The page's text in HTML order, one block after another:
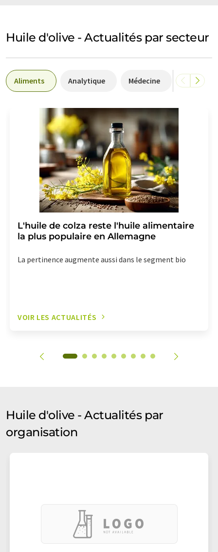
Huile d'olive - Actualités par secteur
Aliments Analytique Médecine Biologie
L'huile de colza reste l'huile alimentaire
la plus populaire en Allemagne
La pertinence augmente aussi dans le segment bio
VOIR LES ACTUALITÉS
Huile d'olive - Actualités par
organisation